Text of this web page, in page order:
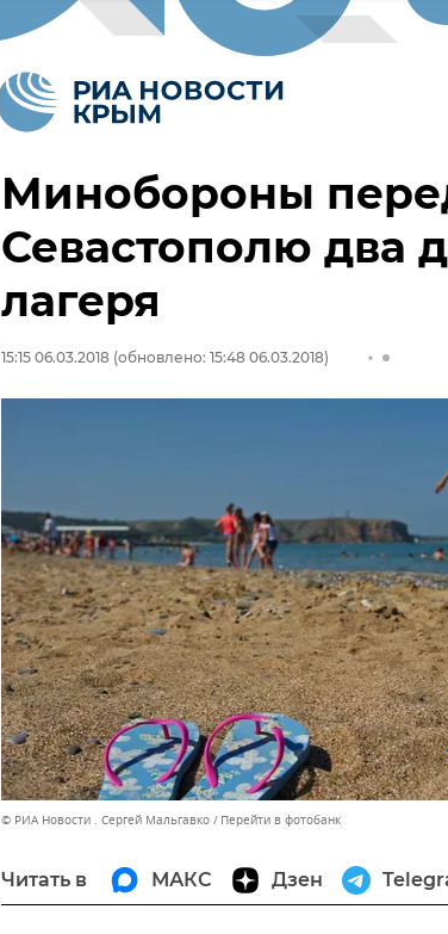
Минобороны
Севастополю два
лагеря
15:15 06.03.2018 (обновлено: 15:48 06.03.2018)
© РИА Новости . Сергей Мальгавко Перейти в фотобанк
Читать в МАКС Дзен